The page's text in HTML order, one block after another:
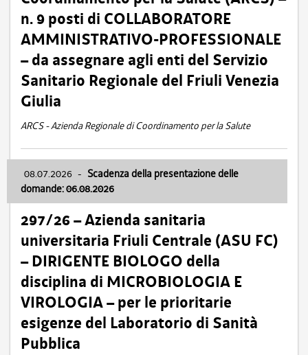
n. 9 posti di COLLABORATORE
AMMINISTRATIVO-PROFESSIONALE
– da assegnare agli enti del Servizio
Sanitario Regionale del Friuli Venezia
Giulia
ARCS - Azienda Regionale di Coordinamento per la Salute
08.07.2026 - Scadenza della presentazione delle
domande: 06.08.2026
297/26 – Azienda sanitaria
universitaria Friuli Centrale (ASU FC)
– DIRIGENTE BIOLOGO della
disciplina di MICROBIOLOGIA E
VIROLOGIA – per le prioritarie
esigenze del Laboratorio di Sanità
Pubblica